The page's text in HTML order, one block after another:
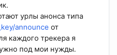
урлы анонса типа
announce от
каждого трекера я
под мои нужды.